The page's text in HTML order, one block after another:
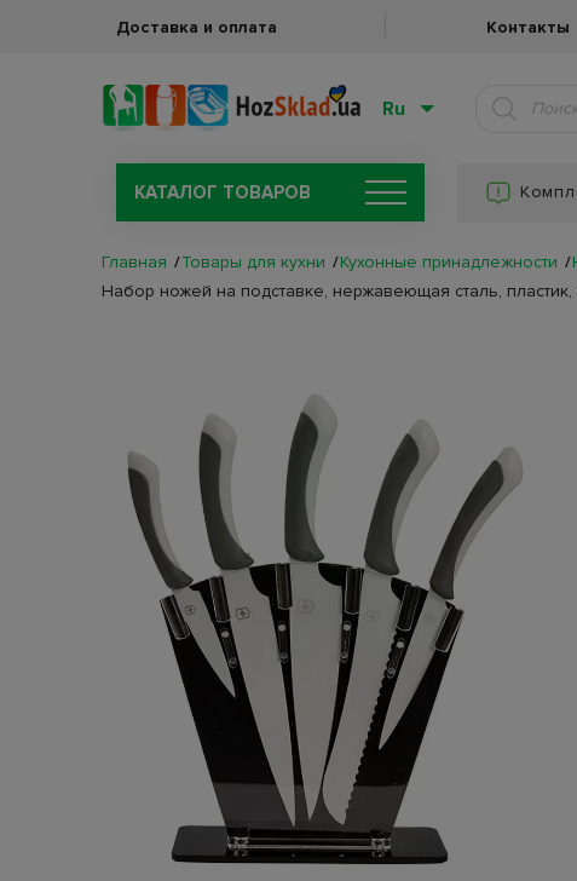
Доставка и оплата Контакты
Ru
КАТАЛОГ ТОВАРОВ
Главная Товары для кухни Кухонные принадлежности
Набор ножей на подставке, нержавеющая сталь,